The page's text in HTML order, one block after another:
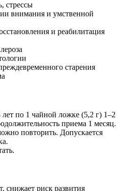
стрессы
внимания и умственной
и реабилитация
старения
по 1 чайной ложке (5,2 г) 1–2
приема 1 месяц.
повторить. Допускается
риск развития